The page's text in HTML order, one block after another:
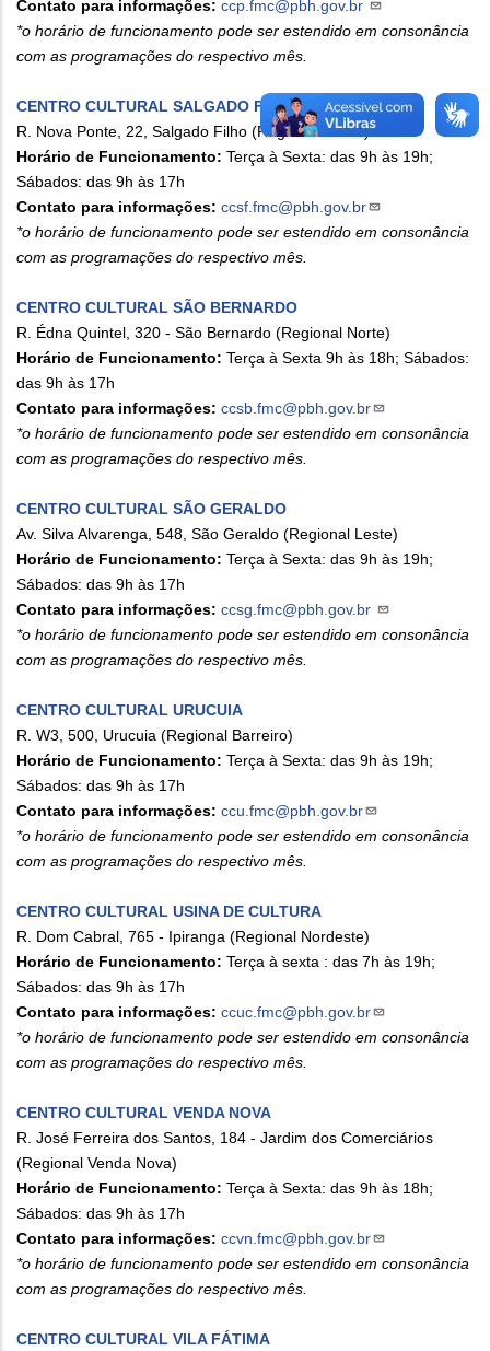
Contato para informações: ccp.fmc@pbh.gov.br
*o horário de funcionamento pode ser estendido em consonância
com as programações do respectivo mês.
CENTRO CULTURAL SALGADO FILHO
R. Nova Ponte, 22, Salgado Filho (Regional Oeste)
Horário de Funcionamento: Terça à Sexta: das 9h às 19h;
Sábados: das 9h às 17h
Contato para informações: ccsf.fmc@pbh.gov.br
*o horário de funcionamento pode ser estendido em consonância
com as programações do respectivo mês.
CENTRO CULTURAL SÃO BERNARDO
R. Édna Quintel, 320 - São Bernardo (Regional Norte)
Horário de Funcionamento: Terça à Sexta 9h às 18h; Sábados:
das 9h às 17h
Contato para informações: ccsb.fmc@pbh.gov.br
*o horário de funcionamento pode ser estendido em consonância
com as programações do respectivo mês.
CENTRO CULTURAL SÃO GERALDO
Av. Silva Alvarenga, 548, São Geraldo (Regional Leste)
Horário de Funcionamento: Terça à Sexta: das 9h às 19h;
Sábados: das 9h às 17h
Contato para informações: ccsg.fmc@pbh.gov.br
*o horário de funcionamento pode ser estendido em consonância
com as programações do respectivo mês.
CENTRO CULTURAL URUCUIA
R. W3, 500, Urucuia (Regional Barreiro)
Horário de Funcionamento: Terça à Sexta: das 9h às 19h;
Sábados: das 9h às 17h
Contato para informações: ccu.fmc@pbh.gov.br
*o horário de funcionamento pode ser estendido em consonância
com as programações do respectivo mês.
CENTRO CULTURAL USINA DE CULTURA
R. Dom Cabral, 765 - Ipiranga (Regional Nordeste)
Horário de Funcionamento: Terça à sexta : das 7h às 19h;
Sábados: das 9h às 17h
Contato para informações: ccuc.fmc@pbh.gov.br
*o horário de funcionamento pode ser estendido em consonância
com as programações do respectivo mês.
CENTRO CULTURAL VENDA NOVA
R. José Ferreira dos Santos, 184 - Jardim dos Comerciários
(Regional Venda Nova)
Horário de Funcionamento: Terça à Sexta: das 9h às 18h;
Sábados: das 9h às 17h
Contato para informações: ccvn.fmc@pbh.gov.br
*o horário de funcionamento pode ser estendido em consonância
com as programações do respectivo mês.
CENTRO CULTURAL VILA FÁTIMA